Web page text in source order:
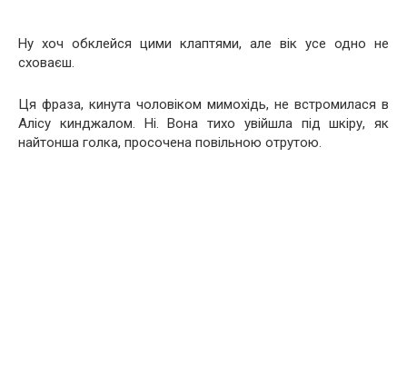
Ну хоч обклейся цими клаптями, але вік усе одно не
сховаєш.
Ця фраза, кинута чоловіком мимохідь, не встромилася в
Алісу кинджалом. Ні. Вона тихо увійшла під шкіру, як
найтонша голка, просочена повільною отрутою.